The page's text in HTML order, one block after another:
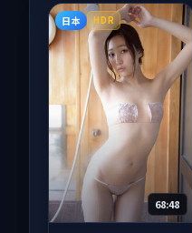
日本 HDR
68:48